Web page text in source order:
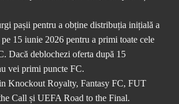
pașii pentru a obține distribuția inițială a
15 iunie 2026 pentru a primi toate cele
Dacă deblochezi oferta după 15
vei primi puncte FC.
Knockout Royalty, Fantasy FC, FUT
Call și UEFA Road to the Final.